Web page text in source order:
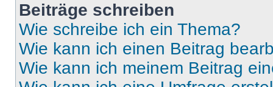
Beiträge schreiben
Wie schreibe ich ein Thema?
Wie kann ich einen Beitrag
Wie kann ich meinem Beitrag